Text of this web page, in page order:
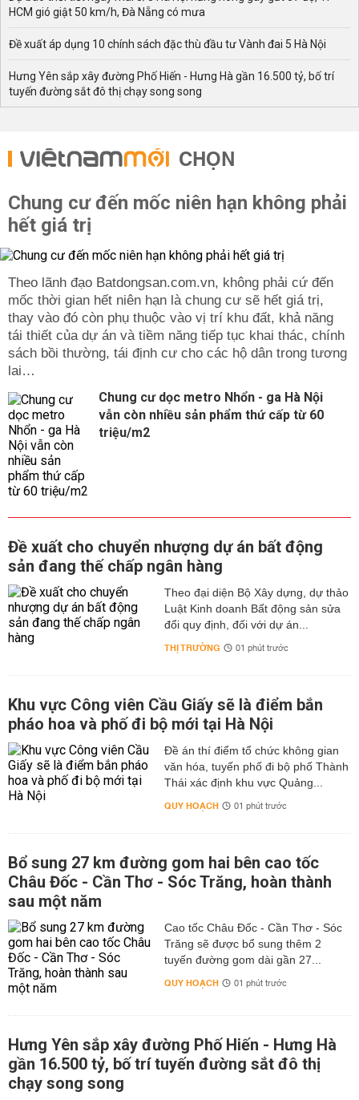
HCM gió giật 50 km/h, Đà Nẵng có mưa
Đề xuất áp dụng 10 chính sách đặc thù đầu tư Vành đai 5 Hà Nội
Hưng Yên sắp xây đường Phố Hiến - Hưng Hà gần 16.500 tỷ, bố trí
tuyến đường sắt đô thị chạy song song
CHỌN
Chung cư đến mốc niên hạn không phải
hết giá trị
Theo lãnh đạo Batdongsan.com.vn, không phải cứ đến
mốc thời gian hết niên hạn là chung cư sẽ hết giá trị,
thay vào đó còn phụ thuộc vào vị trí khu đất, khả năng
tái thiết của dự án và tiềm năng tiếp tục khai thác, chính
sách bồi thường, tái định cư cho các hộ dân trong tương
lai…
Chung cư dọc metro Nhổn - ga Hà Nội
vẫn còn nhiều sản phẩm thứ cấp từ 60
triệu/m2
Đề xuất cho chuyển nhượng dự án bất động
sản đang thế chấp ngân hàng
Theo đại diện Bộ Xây dựng, dự thảo
Luật Kinh doanh Bất động sản sửa
đổi quy định, đối với dự án...
THỊ TRƯỜNG 01 phút trước
Khu vực Công viên Cầu Giấy sẽ là điểm bắn
pháo hoa và phố đi bộ mới tại Hà Nội
Đề án thí điểm tổ chức không gian
văn hóa, tuyến phố đi bộ phố Thành
Thái xác định khu vực Quảng...
QUY HOẠCH 01 phút trước
Bổ sung 27 km đường gom hai bên cao tốc
Châu Đốc - Cần Thơ - Sóc Trăng, hoàn thành
sau một năm
Cao tốc Châu Đốc - Cần Thơ - Sóc
Trăng sẽ được bổ sung thêm 2
tuyến đường gom dài gần 27...
QUY HOẠCH 01 phút trước
Hưng Yên sắp xây đường Phố Hiến - Hưng Hà
gần 16.500 tỷ, bố trí tuyến đường sắt đô thị
chạy song song